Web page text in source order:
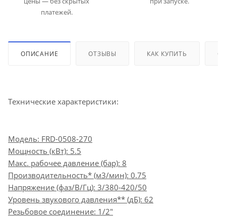
платежей.
ОПИСАНИЕ ОТЗЫВЫ КАК КУПИТЬ
Технические характеристики:
Модель: FRD-0508-270
Мощность (кВт): 5.5
Макс. рабочее давление (бар): 8
Производительность* (м3/мин): 0.75
Напряжение (фаз/В/Гц): 3/380-420/50
Уровень звукового давления** (дБ): 62
Резьбовое соединение: 1/2"